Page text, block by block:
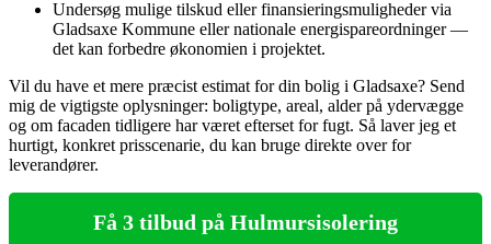
Undersøg mulige tilskud eller finansieringsmuligheder via
Gladsaxe Kommune eller nationale energispareordninger —
det kan forbedre økonomien i projektet.
Vil du have et mere præcist estimat for din bolig i Gladsaxe? Send
mig de vigtigste oplysninger: boligtype, areal, alder på ydervægge
og om facaden tidligere har været efterset for fugt. Så laver jeg et
hurtigt, konkret prisscenarie, du kan bruge direkte over for
leverandører.
Få 3 tilbud på Hulmursisolering